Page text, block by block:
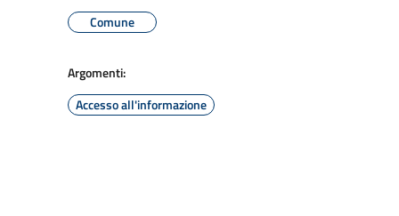
Comune
Argomenti:
Accesso all'informazione